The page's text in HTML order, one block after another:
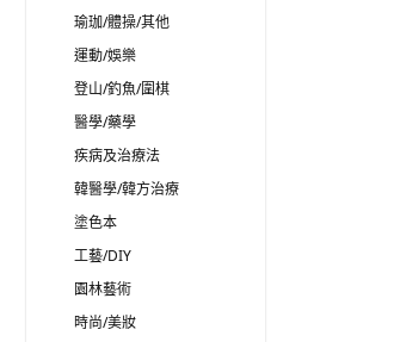
瑜珈/體操/其他
運動/娛樂
登山/釣魚/圍棋
醫學/藥學
疾病及治療法
韓醫學/韓方治療
塗色本
工藝/DIY
園林藝術
時尚/美妝